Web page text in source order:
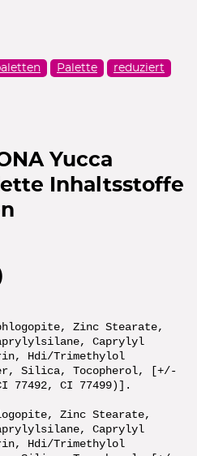
Palette reduziert
Yucca
Inhaltsstoffe
Zinc Stearate,
Caprylyl
Hdi/Trimethylol
Silica, Tocopherol, [+/-
77492, CI 77499)].
Zinc Stearate,
Caprylyl
Hdi/Trimethylol